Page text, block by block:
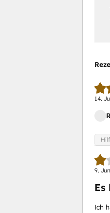
14.
9.
Es
Ich